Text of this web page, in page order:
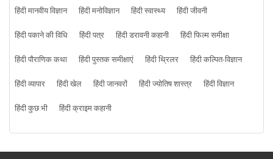
हिंदी मानवीय विज्ञान
हिंदी मनोविज्ञान हिंदी स्वास्थ्य
हिंदी जीवनी
हिंदी पकाने की विधि
हिंदी पत्र हिंदी डरावनी कहानी
हिंदी फिल्म समीक्षा
हिंदी पौराणिक कथा
हिंदी पुस्तक समीक्षाएं हिंदी थ्रिलर
हिंदी कल्पित-विज्ञान
हिंदी व्यापार
हिंदी खेल हिंदी जानवरों हिंदी ज्योतिष शास्त्र
हिंदी विज्ञान
हिंदी कुछ भी
हिंदी क्राइम कहानी